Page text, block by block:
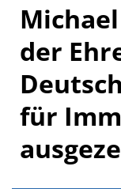
der
für